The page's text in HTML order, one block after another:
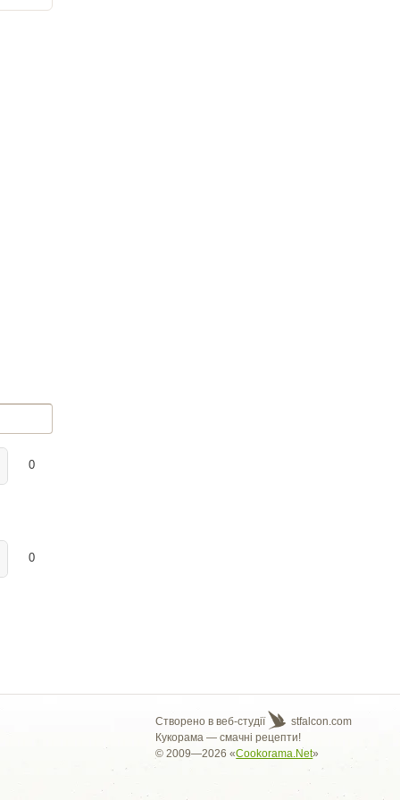
0
0
Створено в веб-студії
stfalcon.com
Кукорама — смачні рецепти!
© 2009—2026 «Cookorama.Net»